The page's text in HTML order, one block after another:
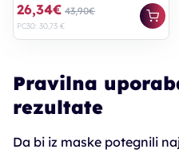
26,34€ 43,90€
PC30: 30,73 €
Pravilna
rezultate
Da bi iz maske potegnili